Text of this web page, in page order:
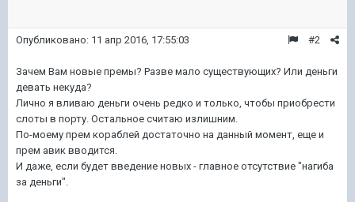
#2
Опубликовано: 11 апр 2016, 17:55:03
Зачем Вам новые премы? Разве мало существующих? Или деньги
девать некуда?
Лично я вливаю деньги очень редко и только, чтобы приобрести
слоты в порту. Остальное считаю излишним.
По-моему прем кораблей достаточно на данный момент, еще и
прем авик вводится.
И даже, если будет введение новых - главное отсутствие "нагиба
за деньги".